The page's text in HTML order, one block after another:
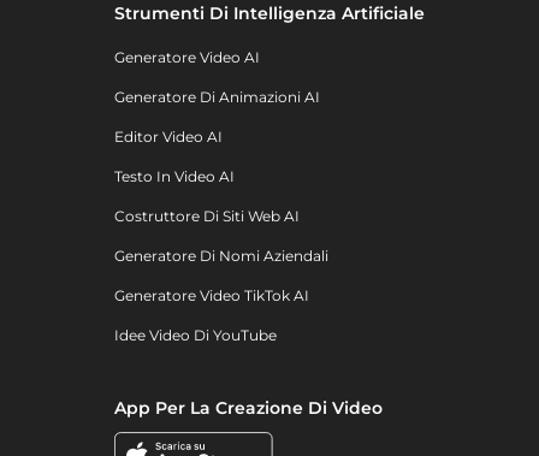
Strumenti Di Intelligenza Artificiale
Generatore Video AI
Generatore Di Animazioni AI
Editor Video AI
Testo In Video AI
Costruttore Di Siti Web AI
Generatore Di Nomi Aziendali
Generatore Video TikTok AI
Idee Video Di YouTube
App Per La Creazione Di Video